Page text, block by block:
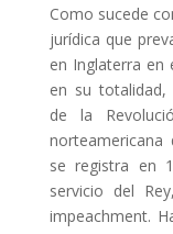
Como sucede
jurídica que
en Inglaterra en
en su totalidad,
de la
se registra en
servicio del
impeachment.